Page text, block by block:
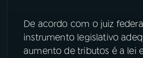
De acordo com o juiz
instrumento legislativo
aumento de tributos é a lei